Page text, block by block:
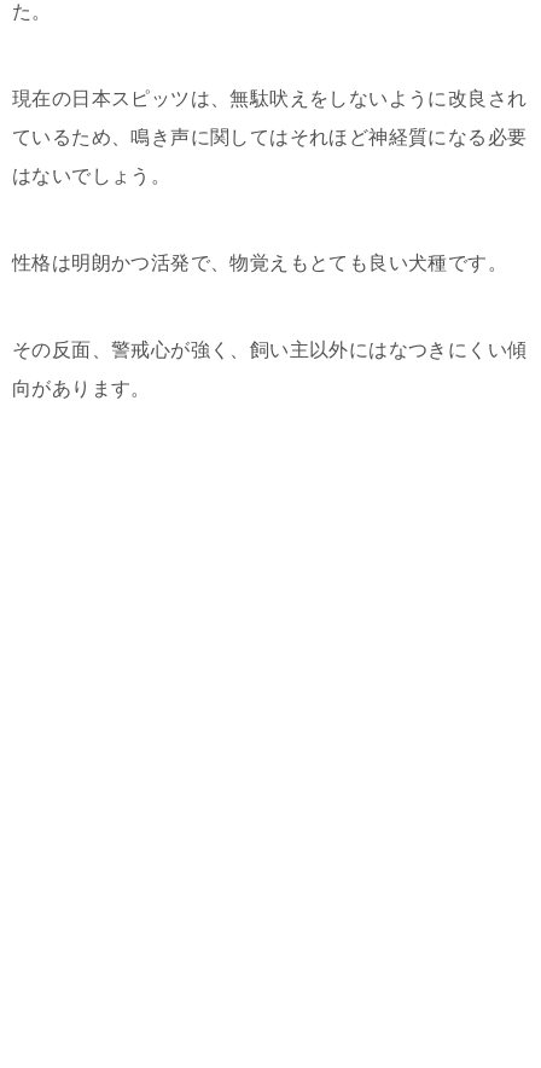
た。
現在の日本スピッツは、無駄吠えをしないように改良され
ているため、鳴き声に関してはそれほど神経質になる必要
はないでしょう。
性格は明朗かつ活発で、物覚えもとても良い犬種です。
その反面、警戒心が強く、飼い主以外にはなつきにくい傾
向があります。